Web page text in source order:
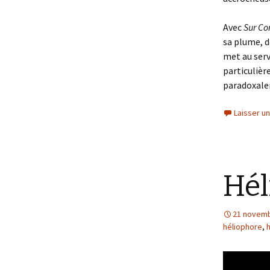
AvecSur
sa plume,
met au
Laisser
21
héliophore,